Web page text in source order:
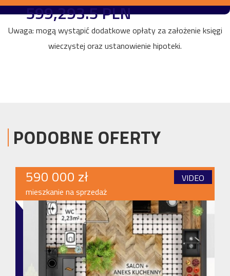
599,293.5 PLN
Uwaga: mogą wystąpić dodatkowe opłaty za założenie księgi
wieczystej oraz ustanowienie hipoteki.
PODOBNE OFERTY
590 000 zł
VIDEO
mieszkanie na sprzedaż